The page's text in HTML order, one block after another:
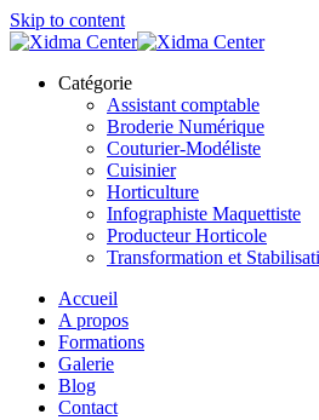
Skip to content
Catégorie
Assistant comptable
Broderie Numérique
Couturier-Modéliste
Cuisinier
Horticulture
Infographiste Maquettiste
Producteur Horticole
Transformation et
Accueil
A propos
Formations
Galerie
Blog
Contact